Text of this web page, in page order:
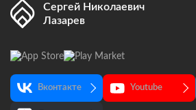
Сергей Николаевич
Лазарев
Вконтакте Youtube